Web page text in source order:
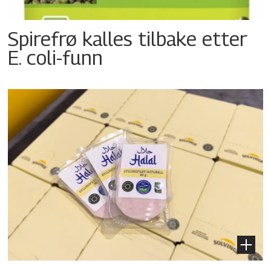
Spirefrø kalles tilbake etter
E. coli-funn